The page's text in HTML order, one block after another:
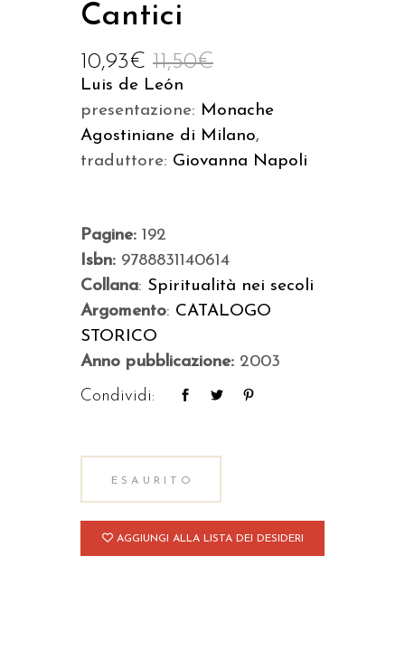
Cantici
11,50€
10,93€
Luis de León
presentazione: Monache
Agostiniane di Milano,
traduttore: Giovanna Napoli
Pagine: 192
Isbn: 9788831140614
Collana: Spiritualità nei secoli
Argomento: CATALOGO
STORICO
Anno pubblicazione: 2003
Condividi:
ESAURITO
AGGIUNGI ALLA LISTA DEI DESIDERI